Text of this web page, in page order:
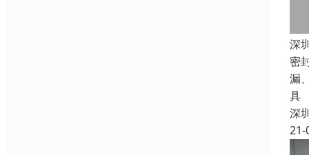
深
密
漏
具
深
21-